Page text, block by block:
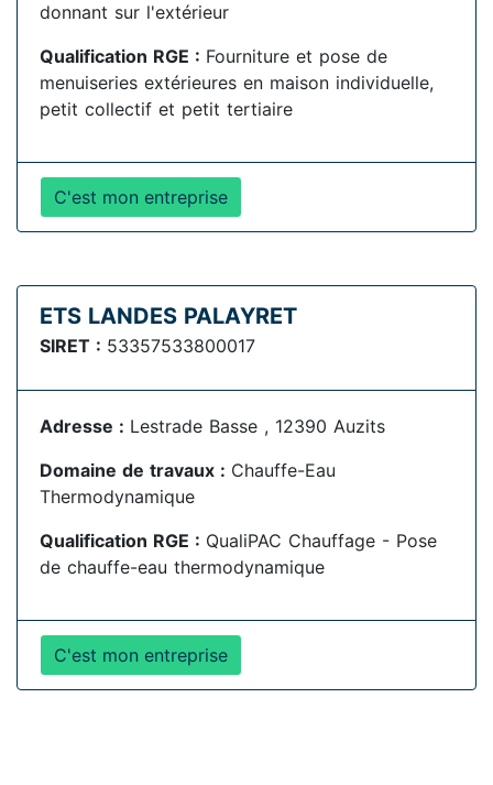
donnant sur l'extérieur
Qualification RGE : Fourniture et pose de
menuiseries extérieures en maison individuelle,
petit collectif et petit tertiaire
C'est mon entreprise
ETS LANDES PALAYRET
SIRET : 53357533800017
Adresse : Lestrade Basse , 12390 Auzits
Domaine de travaux : Chauffe-Eau
Thermodynamique
Qualification RGE : QualiPAC Chauffage - Pose
de chauffe-eau thermodynamique
C'est mon entreprise